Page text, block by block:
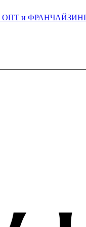
ОПТ и